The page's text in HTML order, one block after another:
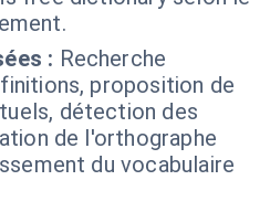
: Recherche
proposition de
détection des
de l'orthographe
du vocabulaire